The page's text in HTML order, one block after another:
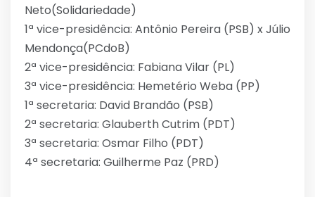
Neto(Solidariedade)
1ª vice-presidência: Antônio Pereira (PSB) x Júlio
Mendonça(PCdoB)
2ª vice-presidência: Fabiana Vilar (PL)
3ª vice-presidência: Hemetério Weba (PP)
1ª secretaria: David Brandão (PSB)
2ª secretaria: Glauberth Cutrim (PDT)
3ª secretaria: Osmar Filho (PDT)
4ª secretaria: Guilherme Paz (PRD)